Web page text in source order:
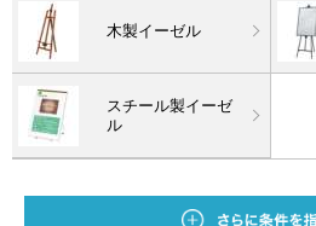
木製イーゼル
スチール製イーゼ
ル